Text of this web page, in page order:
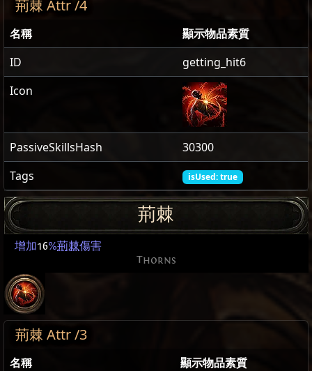
荊棘 Attr /4
名稱
顯示物品素質
ID
getting_hit6
Icon
PassiveSkillsHash
30300
Tags
isUsed: true
荊棘
增加16%荊棘傷害
Thorns
荊棘 Attr /3
名稱
顯示物品素質